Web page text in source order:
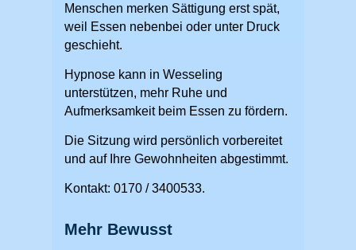
Menschen merken Sättigung erst spät,
weil Essen nebenbei oder unter Druck
geschieht.
Hypnose kann in Wesseling
unterstützen, mehr Ruhe und
Aufmerksamkeit beim Essen zu fördern.
Die Sitzung wird persönlich vorbereitet
und auf Ihre Gewohnheiten abgestimmt.
Kontakt: 0170 / 3400533.
Mehr Bewusst